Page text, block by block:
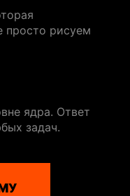
просто рисуем
ядра. Ответ
задач.